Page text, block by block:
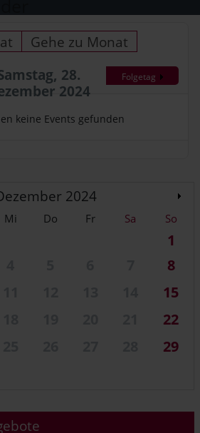
Gehe zu Monat
28.
2024
Folgetag
keine Events gefunden
2024
Mi Do Fr Sa So
1
8
15
22
29